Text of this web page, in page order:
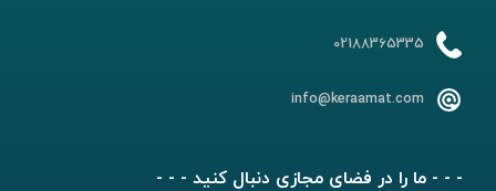
02188365335
info@keraamat.com
- - - ما را در فضای مجازی دنبال کنید - - -